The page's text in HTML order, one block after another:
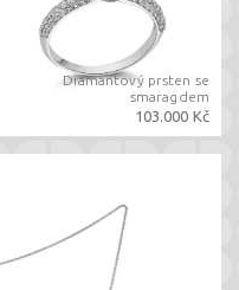
Diamantový prsten se
smaragdem
103.000 Kč